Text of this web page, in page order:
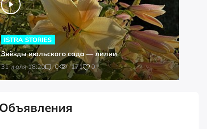
31 июля 18:20 0 171 0
ISTRA STORIES
Звёзды июльского сада — лилии
Объявления